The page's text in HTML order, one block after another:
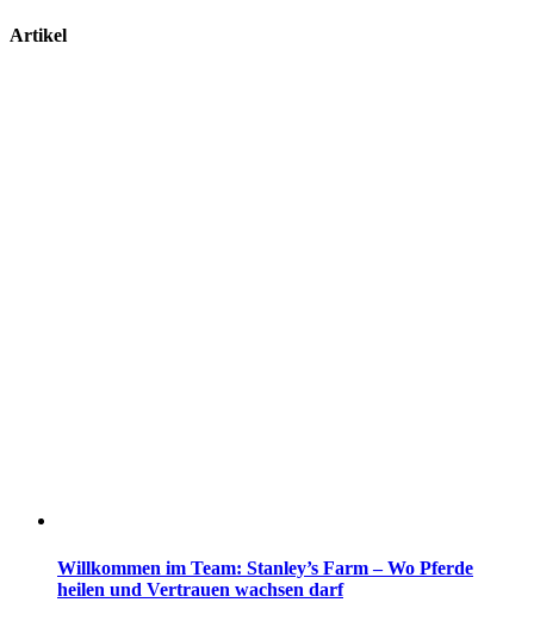
Artikel
Willkommen im Team: Stanley’s Farm – Wo Pferde
heilen und Vertrauen wachsen darf